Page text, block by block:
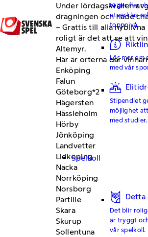
Vi ger fler
utvecklas
toppnivå.
Läs mer om
med vår
Stipendiet
möjlighet
med studier.
Spelkoll
Detta
Det blir
är tryggt
vår spelkoll.
Under lördagskvällen
dragningen och hade
– Grattis till alla
roligt är det att se att
Altemyr.
Här är orterna där
Enköping
Falun
Göteborg*2
Hägersten
Hässleholm
Hörby
Jönköping
Landvetter
Lidköping
Nacka
Norrköping
Norsborg
Partille
Skara
Skurup
Sollentuna